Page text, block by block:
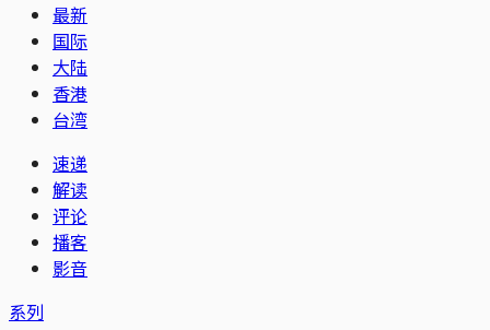
最新
国际
大陆
香港
台湾
速递
解读
评论
播客
影音
系列